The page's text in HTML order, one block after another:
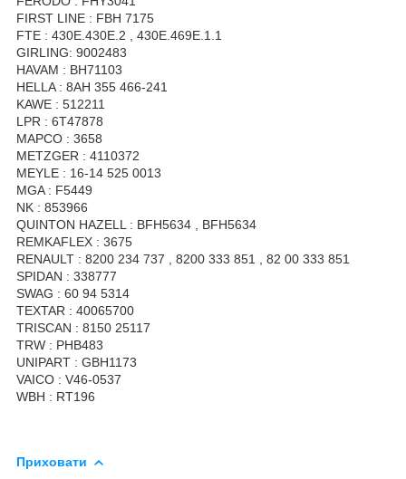
FIRST LINE : FBH 7175
FTE : 430E.430E.2 , 430E.469E.1.1
GIRLING: 9002483
HAVAM : BH71103
HELLA : 8AH 355 466-241
KAWE : 512211
LPR : 6T47878
MAPCO : 3658
METZGER : 4110372
MEYLE : 16-14 525 0013
MGA : F5449
NK : 853966
QUINTON HAZELL : BFH5634 , BFH5634
REMKAFLEX : 3675
RENAULT : 8200 234 737 , 8200 333 851 , 82 00 333 851
SPIDAN : 338777
SWAG : 60 94 5314
TEXTAR : 40065700
TRISCAN : 8150 25117
TRW : PHB483
UNIPART : GBH1173
VAICO : V46-0537
WBH : RT196
Приховати